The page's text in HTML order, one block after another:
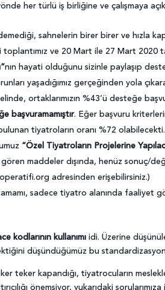
her türlü iş birliğine ve çalışmaya
sahnelerin birer birer ve hızla
ve 20 Mart ile 27 Mart 2020
nın hayati olduğunu sizinle paylaşıp
yaşadığımız gerçeğinden yola
ortaklarımızın %43’ü desteğe
başvuramamıştır. Eğer başvuru
tiyatroların oranı %72
“Özel Tiyatroların Projelerine
maddeler dışında, henüz sonuç/
adresinden erişebilirsiniz.)
sadece tiyatro alanında faaliyet
kodlarının kullanımı idi. Üzerine
düşündüğümüz bu
teker kapandığı, tiyatrocuların
önemsiyor, yukarıdaki